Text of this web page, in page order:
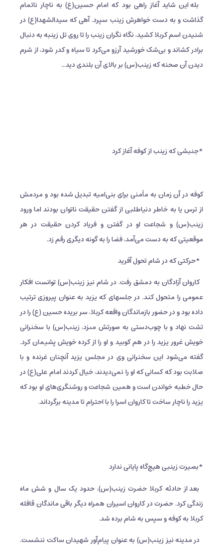
بله این شاید آغاز راهی بود که امام حسین(ع) به ناچار ناتمام
گذاشت و به دست خواهرش زینب سپرد. آهی که سیدالشهدا(ع) در
شنیدن اسم کربلا کشید، نگاه نگران زینب را تا روی تل زینبه به دنبال
برادر کشاند و بی‌شک خورشید آرزو می‌کرد تا سیاه و کدر شود، از شرم
دیدن آن صحنه که زینب(س) بر بالای آن بلندی دید...
*جنبشی که زینب از کوفه آغاز کرد
کوفه در آن زمان به مأمنی برای بنی‌امیه تبدیل شده بود و مردمش
از ترس یا به خاطر دنیاطلبی از گفتن حقیقت ناتوان بودند اما ورود
زینب(س) و شجاعت او در گفتن و فریاد کردن حقیقت در هر
موقعیتی که به دست می‌آمد، فضا را به گونه دیگری رقم زد.
*حرکتی که در شام تحول آفرید
کاروان آزادگان به دمشق رفت. در شام نیز زینب(س) توانست افکار
عمومى را متحول کند. در جلسه‏اى که یزید به عنوان پیروزى ترتیب
داده بود و در حضور بازماندگان واقعه کربلا، سر بریده حسین (ع) را در
تشت نهاد و با چوب‌د‌ستى به صورتش مى‏زد، زینب(س) با سخنرانى
خویش غرور یزید را در هم کوبید و او را از کرده خویش پشیمان کرد.
گفته می‌شود این سخنرانی وی در مجلس یزید آنچنان غرنده و با
صلابت بود که کسانی که او را نمی‌دیدند، خیال کردند امام علی(ع) در
حال خطبه خواندن است و همین شجاعت و روشنگری‌های او بود که
یزید را ناچار ساخت تا کاروان اسرا را با احترام تا مدینه برگرداند.
*بصیرت زینبی هیچ‌گاه پایانی ندارد
بعد از حادثه کربلا حضرت زینب(س)، حدود یک سال و شش ماه
زندگى کرد. حضرت در کاروان اسیران همراه دیگر باقى ماندگان قافله
کربلا به کوفه و سپس به شام برده شد.
در مدینه نیز زینب(س) به عنوان پیام‌آور شهیدان ساکت ننشست.